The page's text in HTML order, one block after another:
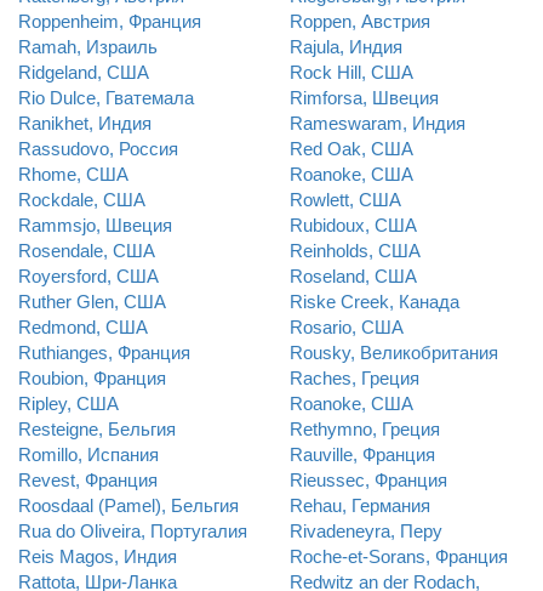
Roppenheim, Франция
Roppen, Австрия
Ramah, Израиль
Rajula, Индия
Ridgeland, США
Rock Hill, США
Rio Dulce, Гватемала
Rimforsa, Швеция
Ranikhet, Индия
Rameswaram, Индия
Rassudovo, Россия
Red Oak, США
Rhome, США
Roanoke, США
Rockdale, США
Rowlett, США
Rammsjo, Швеция
Rubidoux, США
Rosendale, США
Reinholds, США
Royersford, США
Roseland, США
Ruther Glen, США
Riske Creek, Канада
Redmond, США
Rosario, США
Ruthianges, Франция
Rousky, Великобритания
Roubion, Франция
Raches, Греция
Ripley, США
Roanoke, США
Resteigne, Бельгия
Rethymno, Греция
Romillo, Испания
Rauville, Франция
Revest, Франция
Rieussec, Франция
Roosdaal (Pamel), Бельгия
Rehau, Германия
Rua do Oliveira, Португалия
Rivadeneyra, Перу
Reis Magos, Индия
Roche-et-Sorans, Франция
Rattota, Шри-Ланка
Redwitz an der Rodach,